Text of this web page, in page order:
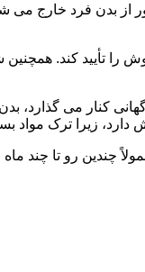
از بدن فرد خارج می
تأیید کند.
کنار می گذارد،
زیرا ترک مواد
چندین رو تا چند